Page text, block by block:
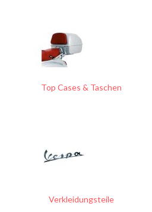
Top Cases & Taschen
Verkleidungsteile